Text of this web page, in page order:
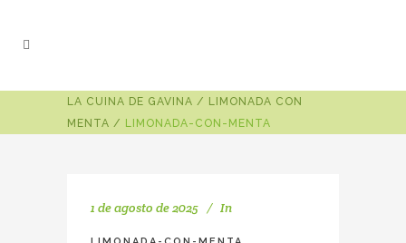
LA CUINA DE GAVINA / LIMONADA CON
MENTA / LIMONADA-CON-MENTA
1 de agosto de 2025 In